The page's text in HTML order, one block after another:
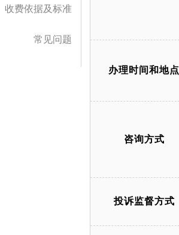
收费依据及标准
常见问题
办理时间和地点
咨询方式
投诉监督方式